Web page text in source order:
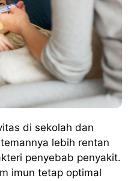
di sekolah dan
lebih rentan
penyebab penyakit.
imun tetap optimal